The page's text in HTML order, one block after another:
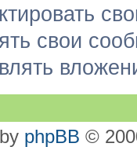
свои
phpBB ©